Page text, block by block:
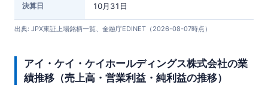
決算日 10月31日
出典: JPX東証上場銘柄一覧、金融庁EDINET（2026-08-07時点）
アイ・ケイ・ケイホールディングス株式会社の業
績推移（売上高・営業利益・純利益の推移）